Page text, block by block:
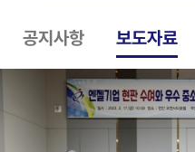
공지사항 보도자료